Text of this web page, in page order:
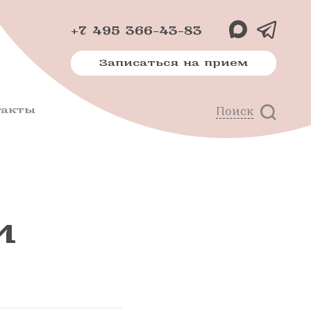
+7 495 366-43-83
Записаться на прием
Поиск